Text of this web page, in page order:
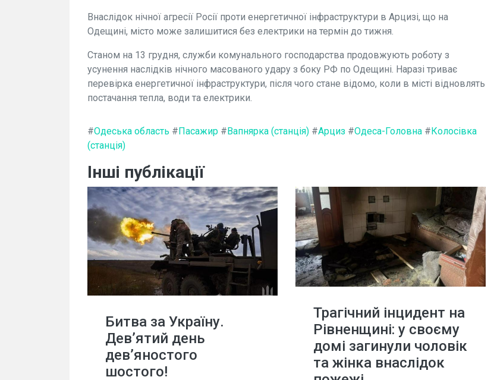
Внаслідок нічної агресії Росії проти енергетичної інфраструктури в Арцизі, що на
Одещині, місто може залишитися без електрики на термін до тижня.
Станом на 13 грудня, служби комунального господарства продовжують роботу з
усунення наслідків нічного масованого удару з боку РФ по Одещині. Наразі триває
перевірка енергетичної інфраструктури, після чого стане відомо, коли в місті відновлять
постачання тепла, води та електрики.
#Одеська область #Пасажир #Вапнярка (станція) #Арциз #Одеса-Головна #Колосівка
(станція)
Інші публікації
Битва за Україну.
Дев’ятий день
дев’яностого
шостого!
Трагічний інцидент на
Рівненщині: у своєму
домі загинули чоловік
та жінка внаслідок